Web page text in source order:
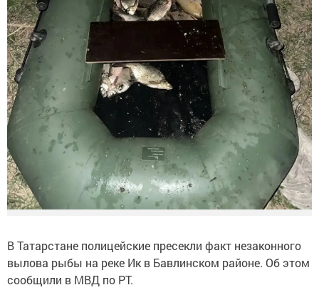
В Татарстане полицейские пресекли факт незаконного
вылова рыбы на реке Ик в Бавлинском районе. Об этом
сообщили в МВД по РТ.